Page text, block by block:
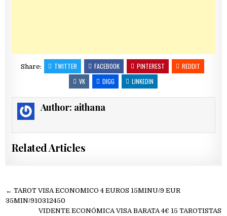
Share: TWITTER FACEBOOK PINTEREST
REDDIT
VK
DIGG LINKEDIN
Author: aithana
Related Articles
Navegación
de
← TAROT VISA ECONOMICO 4 EUROS 15MINU/9 EUR
35MIN/910312450
VIDENTE ECONÓMICA VISA BARATA 4€ 15 TAROTISTAS